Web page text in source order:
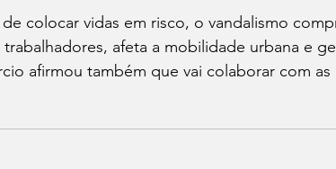
colocar vidas em risco, o vandalismo
afeta a mobilidade urbana e
afirmou também que vai colaborar com